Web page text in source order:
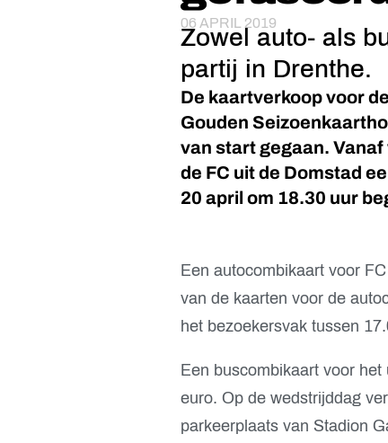
06 APRIL 2019
Zowel auto- als
partij in Drenthe.
De kaartverkoop voor
Gouden
van start gegaan.
de FC uit de Domstad
20 april om 18.30 uur
Een autocombikaart voor
van de kaarten voor de
het bezoekersvak tussen
Een buscombikaart voor
euro. Op de wedstrijddag
parkeerplaats van Stadion